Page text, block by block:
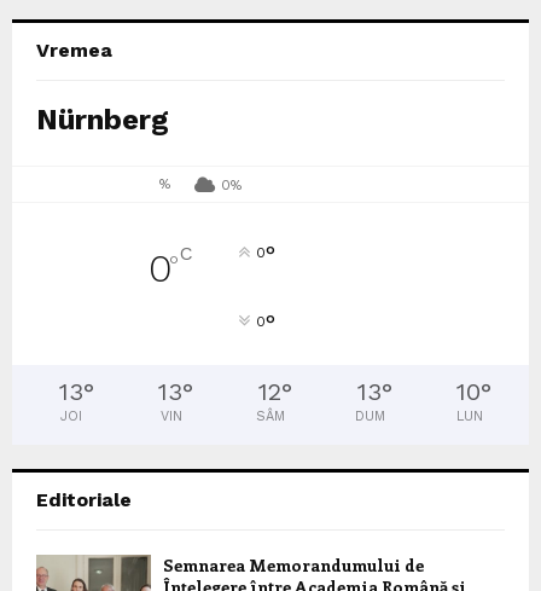
Vremea
Nürnberg
% 0%
0°C 0°
0°
13°
JOI
13°
VIN
12°
SÂM
13°
DUM
10°
LUN
Editoriale
Semnarea Memorandumului de